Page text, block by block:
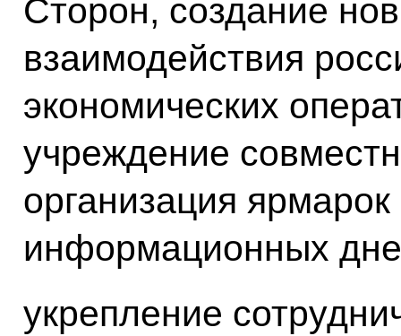
Сторон, создание
взаимодействия
экономических
учреждение
организация
информационных
укрепление